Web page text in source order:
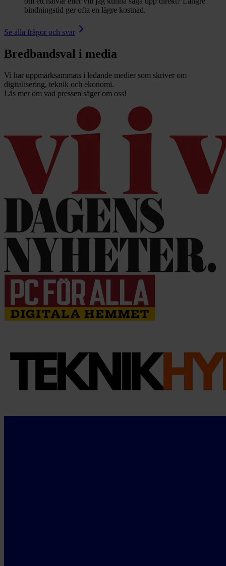
bindningstid ger ofta en lägre kostnad.
Se alla frågor och svar
Bredbandsval i media
Vi har uppmärksammats i ledande medier som skriver om
digitalisering, teknik och ekonomi.
Läs mer om vad pressen säger om oss!